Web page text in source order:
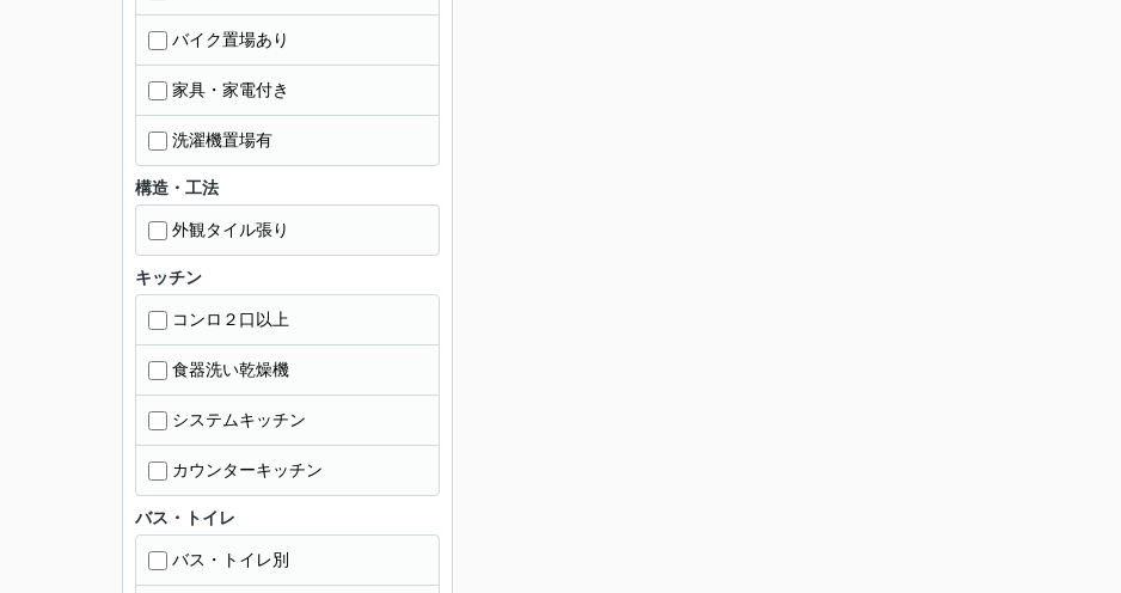
バイク置場あり
家具・家電付き
洗濯機置場有
構造・工法
外観タイル張り
キッチン
コンロ２口以上
食器洗い乾燥機
システムキッチン
カウンターキッチン
バス・トイレ
バス・トイレ別